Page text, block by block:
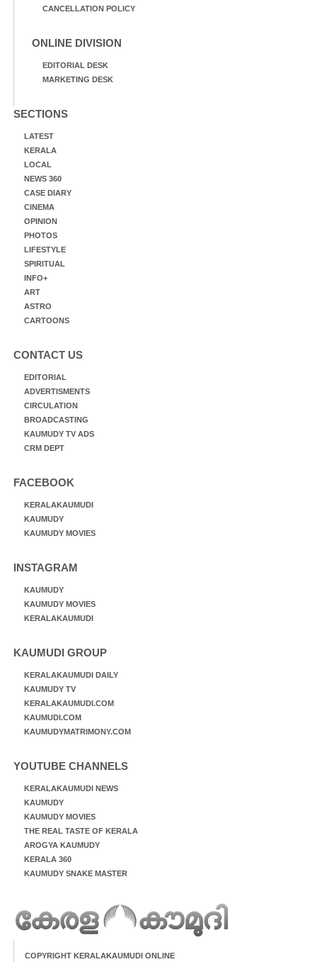
CANCELLATION POLICY
ONLINE DIVISION
EDITORIAL DESK
MARKETING DESK
SECTIONS
LATEST
KERALA
LOCAL
NEWS 360
CASE DIARY
CINEMA
OPINION
PHOTOS
LIFESTYLE
SPIRITUAL
INFO+
ART
ASTRO
CARTOONS
CONTACT US
EDITORIAL
ADVERTISMENTS
CIRCULATION
BROADCASTING
KAUMUDY TV ADS
CRM DEPT
FACEBOOK
KERALAKAUMUDI
KAUMUDY
KAUMUDY MOVIES
INSTAGRAM
KAUMUDY
KAUMUDY MOVIES
KERALAKAUMUDI
KAUMUDI GROUP
KERALAKAUMUDI DAILY
KAUMUDY TV
KERALAKAUMUDI.COM
KAUMUDI.COM
KAUMUDYMATRIMONY.COM
YOUTUBE CHANNELS
KERALAKAUMUDI NEWS
KAUMUDY
KAUMUDY MOVIES
THE REAL TASTE OF KERALA
AROGYA KAUMUDY
KERALA 360
KAUMUDY SNAKE MASTER
COPYRIGHT KERALAKAUMUDI ONLINE